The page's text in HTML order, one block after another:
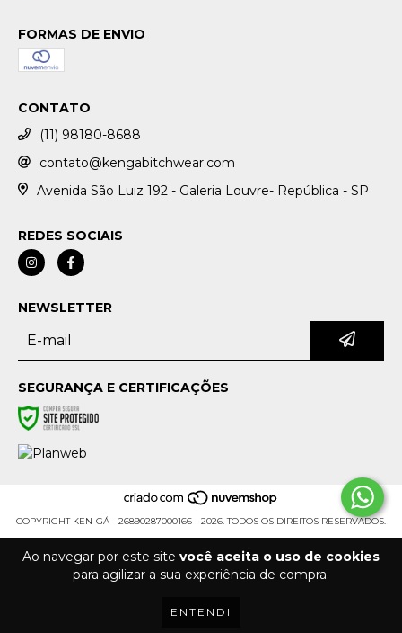
Ao navegar por este site você aceita o uso de cookies
para agilizar a sua experiência de compra.
ENTENDI
FORMAS DE ENVIO
CONTATO
(11) 98180-8688
contato@kengabitchwear.com
Avenida São Luiz 192 - Galeria Louvre- República - SP
REDES SOCIAIS
NEWSLETTER
SEGURANÇA E CERTIFICAÇÕES
COPYRIGHT KEN-GÁ - 26890287000166 - 2026. TODOS OS DIREITOS RESERVADOS.